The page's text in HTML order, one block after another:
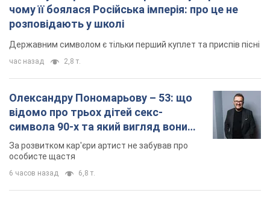
обмінники та банки такі купюри
Що робити, якщо банки та обмінні пункти не